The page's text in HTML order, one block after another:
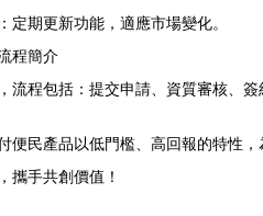
定期更新功能，適應市場變化。
程簡介
流程包括：提交申請、資質審核、
便民產品以低門檻、高回報的特性
攜手共創價值！